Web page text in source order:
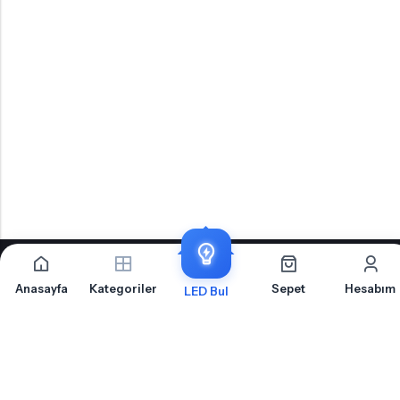
İLETIŞIM
Anasayfa Kategoriler LED Bul Sepet Hesabım